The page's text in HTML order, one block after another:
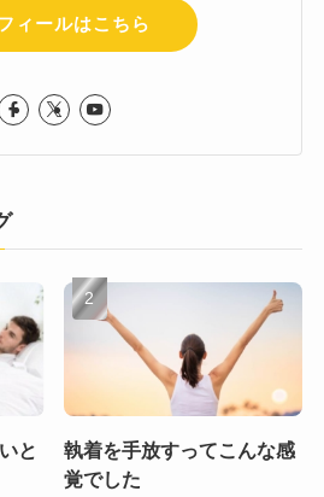
ィールはこちら
と
執着を手放すってこんな感
覚でした